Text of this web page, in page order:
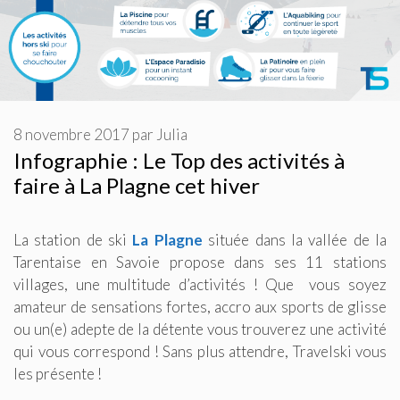
Infographie : Le Top des activités à
faire à La Plagne cet hiver
8 novembre 2017 par Julia
La station de ski La Plagne située dans la vallée de la
Tarentaise en Savoie propose dans ses 11 stations
villages, une multitude d’activités ! Que vous soyez
amateur de sensations fortes, accro aux sports de glisse
ou un(e) adepte de la détente vous trouverez une activité
qui vous correspond ! Sans plus attendre, Travelski vous
les présente !